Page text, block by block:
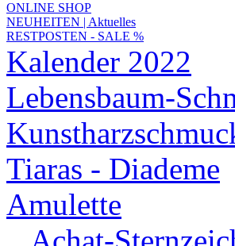
ONLINE SHOP
NEUHEITEN | Aktuelles
RESTPOSTEN - SALE %
Kalender 2022
Lebensbaum-
Tiaras - Diademe
Amulette